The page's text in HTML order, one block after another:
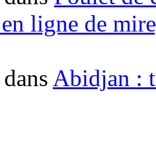
ligne de
dans Abidjan :